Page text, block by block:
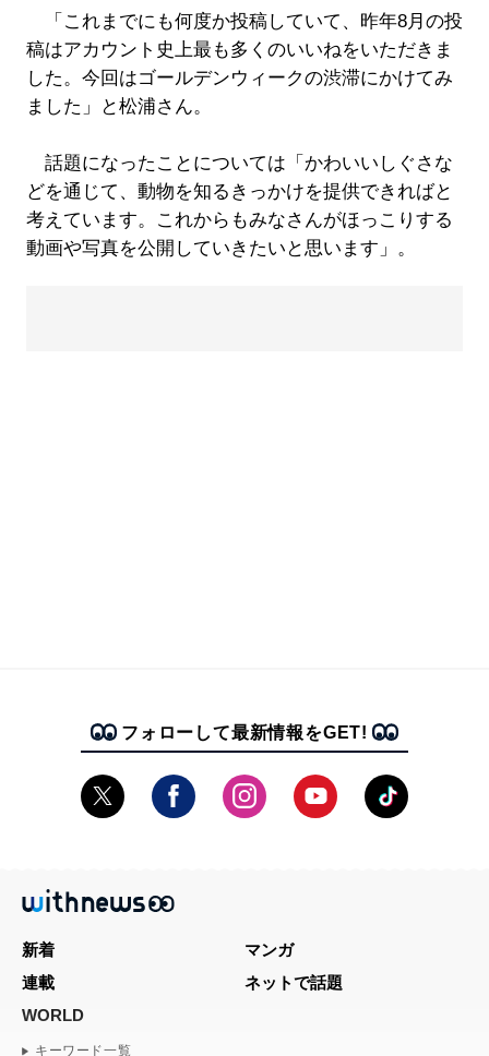
「これまでにも何度か投稿していて、昨年8月の投
稿はアカウント史上最も多くのいいねをいただきま
した。今回はゴールデンウィークの渋滞にかけてみ
ました」と松浦さん。
話題になったことについては「かわいいしぐさな
どを通じて、動物を知るきっかけを提供できればと
考えています。これからもみなさんがほっこりする
動画や写真を公開していきたいと思います」。
フォローして最新情報をGET!
新着
マンガ
連載
ネットで話題
WORLD
キーワード一覧